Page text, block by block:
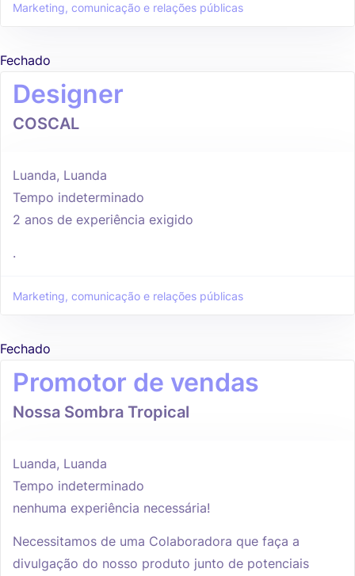
Marketing, comunicação e relações públicas
Fechado
Designer
COSCAL
Luanda, Luanda
Tempo indeterminado
2 anos de experiência exigido
.
Marketing, comunicação e relações públicas
Fechado
Promotor de vendas
Nossa Sombra Tropical
Luanda, Luanda
Tempo indeterminado
nenhuma experiência necessária!
Necessitamos de uma Colaboradora que faça a
divulgação do nosso produto junto de potenciais